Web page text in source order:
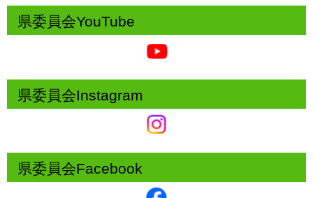
県委員会YouTube
県委員会Instagram
県委員会Facebook